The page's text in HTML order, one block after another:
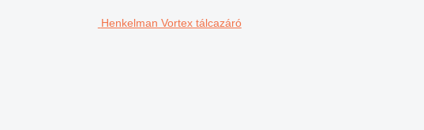
Henkelman Vortex tálcazáró